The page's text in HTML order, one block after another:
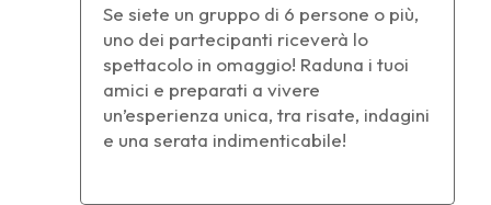
Se siete un gruppo di 6 persone o più,
uno dei partecipanti riceverà lo
spettacolo in omaggio! Raduna i tuoi
amici e preparati a vivere
un’esperienza unica, tra risate, indagini
e una serata indimenticabile!